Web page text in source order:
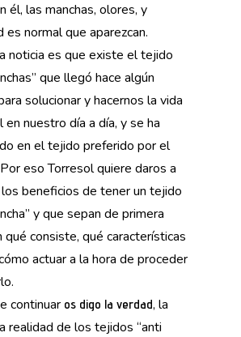
él, las manchas, olores, y
es normal que aparezcan.
noticia es que existe el tejido
que llegó hace algún
solucionar y hacernos la vida
en nuestro día a día, y se ha
en el tejido preferido por el
eso Torresol quiere daros a
beneficios de tener un tejido
y que sepan de primera
qué consiste, qué características
actuar a la hora de proceder
continuar os digo la verdad, la
realidad de los tejidos “anti